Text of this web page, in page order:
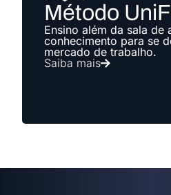
Método
Ensino além da sala de
conhecimento para se
mercado de trabalho.
Saiba mais